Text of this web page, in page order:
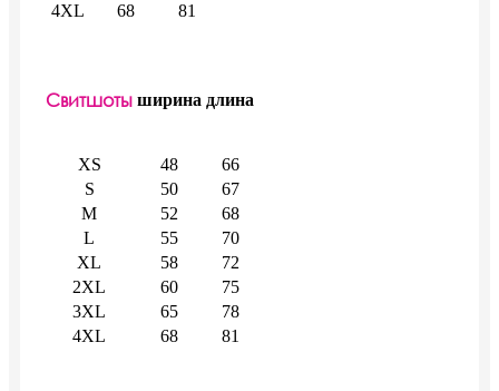
4XL
68 81
Свитшоты ширина длина
XS 48
66
S
50
67
M
52
68
L
55
70
XL
58
72
2XL
60
75
3XL
65
78
4XL
68 81